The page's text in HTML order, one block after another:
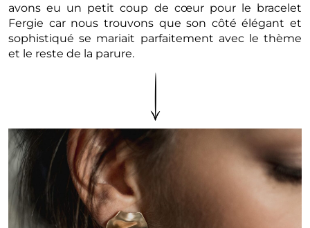
avons eu un petit coup de cœur pour le bracelet
Fergie car nous trouvons que son côté élégant et
sophistiqué se mariait parfaitement avec le thème
et le reste de la parure.